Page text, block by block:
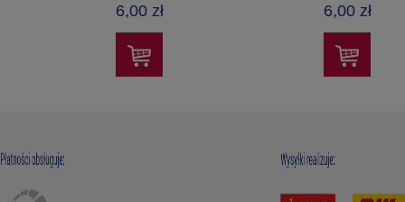
6,00 zł 6,00 zł